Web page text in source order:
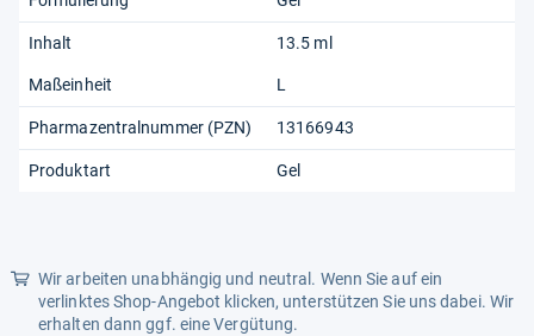
Inhalt 13.5 ml
Maßeinheit L
Pharmazentralnummer (PZN) 13166943
Produktart Gel
Wir arbeiten unabhängig und neutral. Wenn Sie auf ein
verlinktes Shop-Angebot klicken, unterstützen Sie uns dabei. Wir
erhalten dann ggf. eine Vergütung.